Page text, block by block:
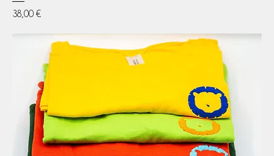
Prezzo
38,00 €